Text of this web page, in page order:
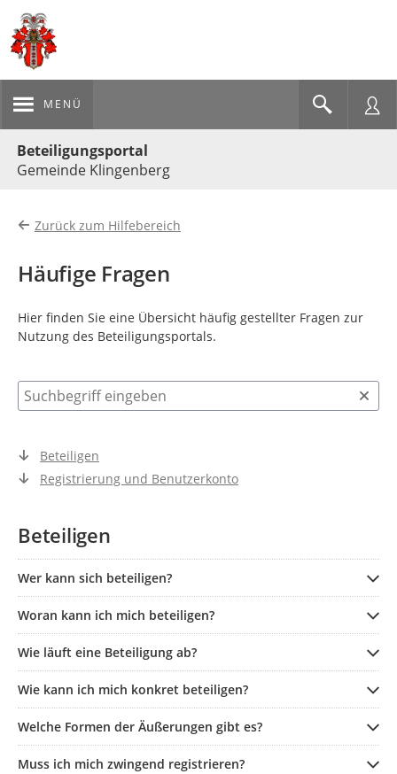
MENÜ
Beteiligungsportal
Gemeinde Klingenberg
Zurück zum Hilfebereich
Häufige Fragen
Hier finden Sie eine Übersicht häufig gestellter Fragen zur
Nutzung des Beteiligungsportals.
Suchbegriff eingeben
Beteiligen
Registrierung und Benutzerkonto
Beteiligen
Wer kann sich beteiligen?
Woran kann ich mich beteiligen?
Wie läuft eine Beteiligung ab?
Wie kann ich mich konkret beteiligen?
Welche Formen der Äußerungen gibt es?
Muss ich mich zwingend registrieren?